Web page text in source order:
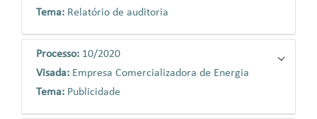
Tema: Relatório de auditoria
Processo: 10/2020
Visada: Empresa Comercializadora de Energia
Tema: Publicidade